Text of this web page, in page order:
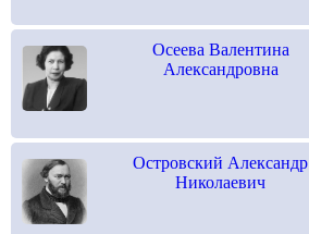
Осеева Валентина
Александровна
Островский Александр
Николаевич